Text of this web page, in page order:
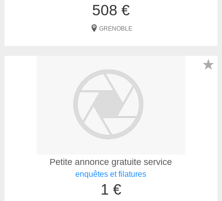
508 €
GRENOBLE
Petite annonce gratuite service
enquêtes et filatures
1 €
★